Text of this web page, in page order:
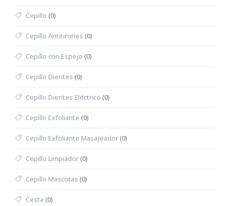
Cepillo (0)
Cepillo Antitirones (0)
Cepillo con Espejo (0)
Cepillo Dientes (0)
Cepillo Dientes Eléctrico (0)
Cepillo Exfoliante (0)
Cepillo Exfoliante Masajeador(0)
Cepillo Limpiador(0)
Cepillo Mascotas (0)
Cesta (0)